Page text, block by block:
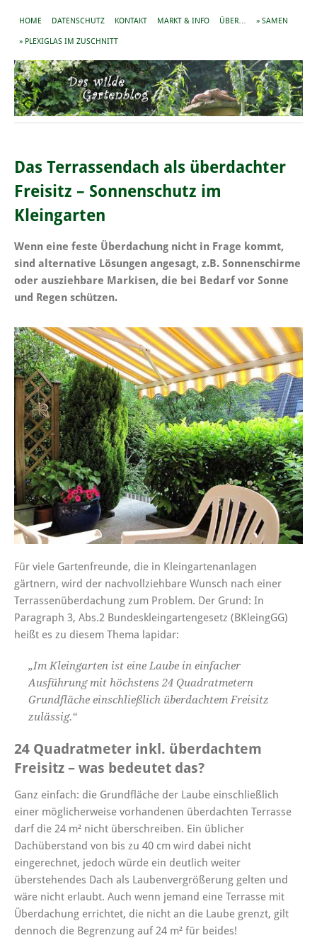
HOME DATENSCHUTZ KONTAKT MARKT & INFO ÜBER… » SAMEN
» PLEXIGLAS IM ZUSCHNITT
Das Terrassendach als überdachter
Freisitz – Sonnenschutz im
Kleingarten
Wenn eine feste Überdachung nicht in Frage kommt,
sind alternative Lösungen angesagt, z.B. Sonnenschirme
oder ausziehbare Markisen, die bei Bedarf vor Sonne
und Regen schützen.
Für viele Gartenfreunde, die in Kleingartenanlagen
gärtnern, wird der nachvollziehbare Wunsch nach einer
Terrassenüberdachung zum Problem. Der Grund: In
Paragraph 3, Abs.2 Bundeskleingartengesetz (BKleingGG)
heißt es zu diesem Thema lapidar:
„Im Kleingarten ist eine Laube in einfacher
Ausführung mit höchstens 24 Quadratmetern
Grundfläche einschließlich überdachtem Freisitz
zulässig.“
24 Quadratmeter inkl. überdachtem
Freisitz – was bedeutet das?
Ganz einfach: die Grundfläche der Laube einschließlich
einer möglicherweise vorhandenen überdachten Terrasse
darf die 24 m² nicht überschreiben. Ein üblicher
Dachüberstand von bis zu 40 cm wird dabei nicht
eingerechnet, jedoch würde ein deutlich weiter
überstehendes Dach als Laubenvergrößerung gelten und
wäre nicht erlaubt. Auch wenn jemand eine Terrasse mit
Überdachung errichtet, die nicht an die Laube grenzt, gilt
dennoch die Begrenzung auf 24 m² für beides!